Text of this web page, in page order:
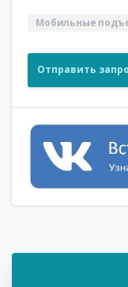
Мобильные
Отправить